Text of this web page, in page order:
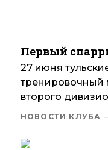
Первый
27 июня
тренировочный
второго
НОВОСТИ КЛУБА